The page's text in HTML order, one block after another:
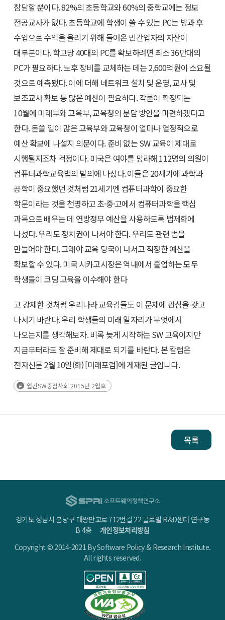
참담할 뿐이다. 82%의 초등학교와 60%의 중학교에는 정보
전공교사가 없다. 초등학교에 학생이 쓸 수 있는 PC는 방과 후
수업으로 수익을 올리기 위해 들어온 민간업자의 자산이
대부분이다. 학교당 40대의 PC를 확보하려면 최소 36만대의
PC가 필요하다. 노후 장비를 교체하는 데는 2,600억원이 소요될
것으로 예측됐다. 이에 더해 네트워크 설치 및 운영, 교사 및
보조교사 확보 등 많은 예산이 필요하다. 각론이 확정되는
10월에 미래부와 교육부, 교육청의 분담 방안을 마련하겠다고
한다. 돈쓸 일이 많은 교육부와 교육청이 얼마나 열정적으로
예산 확보에 나설지 의문이다. 준비 없는 SW 교육이 제대로
시행될지조차 걱정이다. 미국은 여야를 망라해 112명의 의원이
컴퓨터과학교육법의 발의에 나섰다. 이들은 20세기에 과학과
공학이 중요했던 것처럼 21세기엔 컴퓨터과학이 중요한
학문이라는 것을 천명하고 초·중·고에서 컴퓨터과학을 핵심
과목으로 배우는 데 연방정부 예산을 사용하도록 법제화에
나섰다. 우리도 정치권이 나서야 한다. 우리도 관련 법을
만들어야 한다. 그래야 교육 당국이 나서고 적정한 예산을
확보할 수 있다. 미국 시카고시장은 역내에서 졸업하는 모두
학생들이 코딩 교육을 이수해야 한다
고 강제한 것처럼 우리나라 교육감들도 이 문제에 관심을 갖고
나서기 바란다. 우리 학생들의 미래 일자리가 무엇에서
나오는지를 생각해보자. 비록 늦게 시작하는 SW 교육이지만
지금부터라도 잘 준비해 제대로 되기를 바란다. 본 칼럼은
전자신문 2월 10일(화) [미래포럼]에 게재된 글입니다.
월간SW중심사회 2015년 2월호
목록
경기도 성남시 분당구 대왕판교로 712번길 22 글로벌 R&D센터 연구동
B 4층개인정보처리방침
Copyright © 2014-2021 By Software Policy & Research Institute.
All rights reserved.